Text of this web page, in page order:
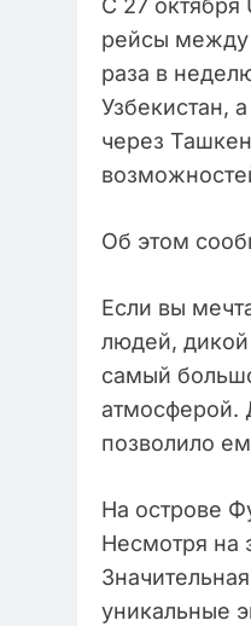
С 27 октября
рейсы между
раза в
Узбекистан,
через
Об этом
Если вы
людей,
самый
атмосферой.
позволило
На острове
Несмотря на
уникальные